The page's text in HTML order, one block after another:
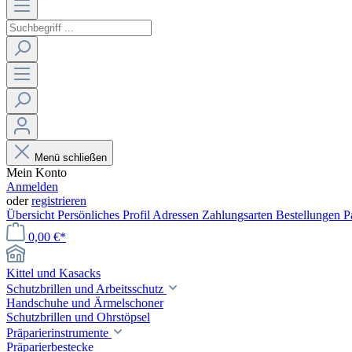
Menü schließen
Mein Konto
Anmelden
oderregistrieren
Übersicht Persönliches Profil Adressen Zahlungsarten Bestellungen
0,00 €*
Kittel und Kasacks
Schutzbrillen und Arbeitsschutz
Handschuhe und Ärmelschoner
Schutzbrillen und Ohrstöpsel
Präparierinstrumente
Präparierbestecke